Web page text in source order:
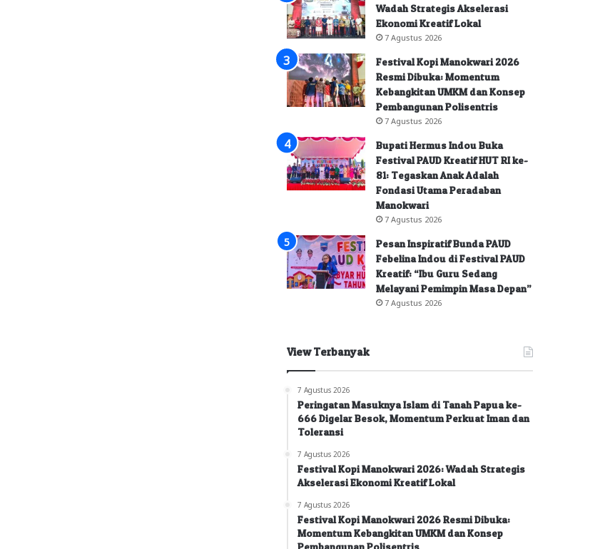
Wadah Strategis Akselerasi
Ekonomi Kreatif Lokal
7 Agustus 2026
Festival Kopi Manokwari 2026
Resmi Dibuka: Momentum
Kebangkitan UMKM dan Konsep
Pembangunan Polisentris
7 Agustus 2026
Bupati Hermus Indou Buka
Festival PAUD Kreatif HUT RI ke-
81: Tegaskan Anak Adalah
Fondasi Utama Peradaban
Manokwari
7 Agustus 2026
Pesan Inspiratif Bunda PAUD
Febelina Indou di Festival PAUD
Kreatif: “Ibu Guru Sedang
Melayani Pemimpin Masa Depan”
7 Agustus 2026
View Terbanyak
7 Agustus 2026
Peringatan Masuknya Islam di Tanah Papua ke-
666 Digelar Besok, Momentum Perkuat Iman dan
Toleransi
7 Agustus 2026
Festival Kopi Manokwari 2026: Wadah Strategis
Akselerasi Ekonomi Kreatif Lokal
7 Agustus 2026
Festival Kopi Manokwari 2026 Resmi Dibuka:
Momentum Kebangkitan UMKM dan Konsep
Pembangunan Polisentris